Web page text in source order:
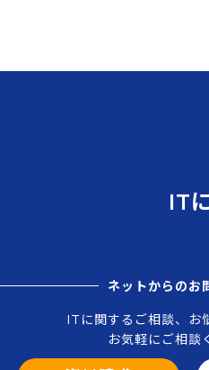
IT
ネットからのお
ITに関するご相談、お
お気軽にご相談